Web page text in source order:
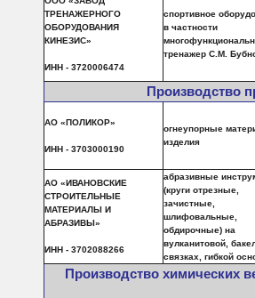
ТРЕНАЖЕРНОГО
ОБОРУДОВАНИЯ
КИНЕЗИС»
ИНН - 3720006474
спортивное
в частности
тренажер С.М.
Производство
АО «ПОЛИКОР»
ИНН - 3703000190
огнеупорные
изделия
АО «ИВАНОВСКИЕ
СТРОИТЕЛЬНЫЕ
МАТЕРИАЛЫ И
АБРАЗИВЫ»
ИНН - 3702088266
абразивные
(круги отрезные,
зачистные,
шлифовальные,
обдирочные) на
вулканитовой,
связках, гибкой
Производство химических